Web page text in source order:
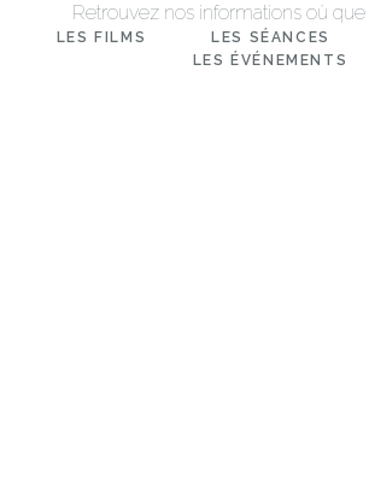
Retrouvez nos informations où
LES FILMS LES SÉANCES
LES ÉVÉNEMENTS